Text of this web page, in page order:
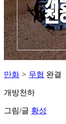
만화 > 무협 완결
개방천하
그림/글 황성